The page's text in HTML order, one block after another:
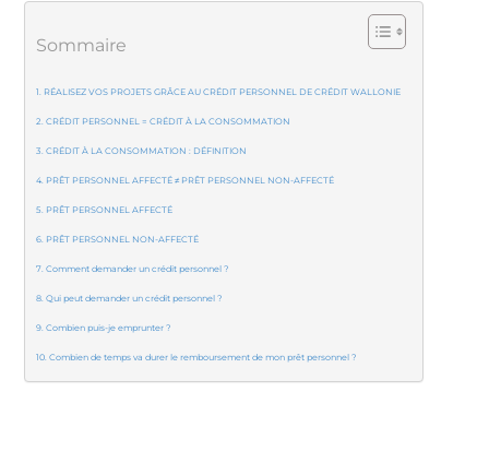
Sommaire
RÉALISEZ VOS PROJETS GRÂCE AU CRÉDIT PERSONNEL DE CRÉDIT WALLONIE
CRÉDIT PERSONNEL = CRÉDIT À LA CONSOMMATION
CRÉDIT À LA CONSOMMATION : DÉFINITION
PRÊT PERSONNEL AFFECTÉ ≠ PRÊT PERSONNEL NON-AFFECTÉ
PRÊT PERSONNEL AFFECTÉ
PRÊT PERSONNEL NON-AFFECTÉ
Comment demander un crédit personnel ?
Qui peut demander un crédit personnel ?
Combien puis-je emprunter ?
Combien de temps va durer le remboursement de mon prêt personnel ?